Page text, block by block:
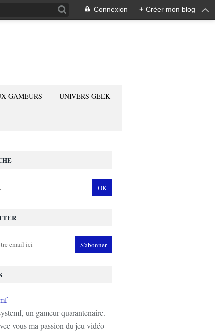
Connexion + Créer mon blog
GAMEURS UNIVERS GEEK
un gameur quarantenaire.
vous ma passion du jeu vidéo